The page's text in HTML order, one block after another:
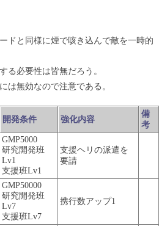
ドと同様に煙で咳き込んで敵を一時的
る必要性は皆無だろう。
は無効なので注意である。
開発条件 強化内容
備
考
GMP5000
研究開発班
Lv1
支援班Lv1
支援ヘリの派遣を
要請
GMP50000
研究開発班
Lv7
支援班Lv7
携行数アップ1